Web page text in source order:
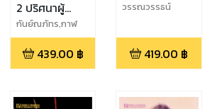
2 ปริศนาผู้
ครอบครอง 2
กันย์ณภัทร,กาฬ
รหัสย์,นานะจัง
439.00 ฿
วรรณวรรธน์
419.00 ฿